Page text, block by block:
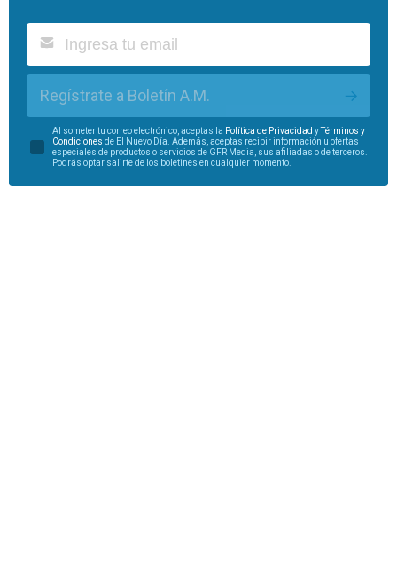
Regístrate a Boletín A.M.
Al someter tu correo electrónico, aceptas la Política de Privacidad yTérminos y
Condiciones de El Nuevo Día. Además, aceptas recibir información u ofertas
especiales de productos o servicios de GFR Media, sus afiliadas o de terceros.
Podrás optar salirte de los boletines en cualquier momento.